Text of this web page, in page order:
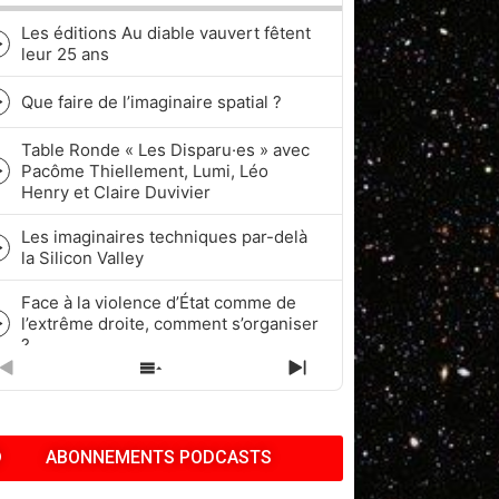
Les éditions Au diable vauvert fêtent
leur 25 ans
Que faire de l’imaginaire spatial ?
play
Table Ronde « Les Disparu·es » avec
Pacôme Thiellement, Lumi, Léo
Henry et Claire Duvivier
icon
Les imaginaires techniques par-delà
la Silicon Valley
Face à la violence d’État comme de
l’extrême droite, comment s’organiser
?
Quel rapport à l’historicité dans les
fiction ?
Pop Culture, Nostalgie et Capitalisme
PREVIOUS
EPISODE
SHOW
EPISODES
NEXT
EPISODE
ABONNEMENTS PODCASTS